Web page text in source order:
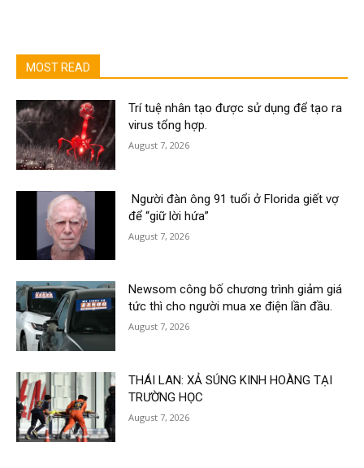
MOST READ
Trí tuệ nhân tạo được sử dụng để tạo ra
virus tổng hợp.
August 7, 2026
Người đàn ông 91 tuổi ở Florida giết vợ
để “giữ lời hứa”
August 7, 2026
Newsom công bố chương trình giảm giá
tức thì cho người mua xe điện lần đầu.
August 7, 2026
THÁI LAN: XẢ SÚNG KINH HOÀNG TẠI
TRƯỜNG HỌC
August 7, 2026